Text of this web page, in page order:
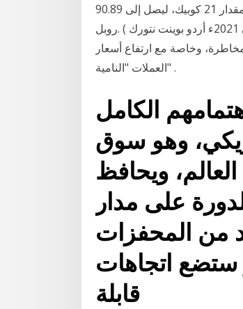
موسكو، بمقدار 20 كوبيك ليصل إلى 74.12 روبل، وانخفض سعر اليورو بمقدار 21 كوبيك، ليصل إلى 90.89
روبل. ( أردو بوینت نتورك‎‎‎ ۔ / سبوتنيك - 21 كانون الثاني 2021ء) شهد سعر صرف الروبل، في بداية التداول،
وخاصة مع ارتفاع أسعار
العملات "النامية" .
الكامل
وهو سوق
ويحافظ
على مدار
من المحفزات
ستضع اتجاهات
قابلة